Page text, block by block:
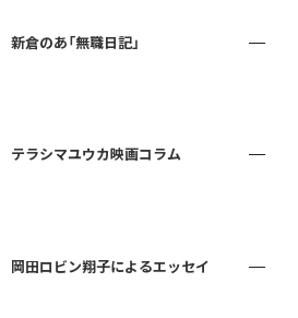
新倉のあ「無職日記」
テラシマユウカ映画コラム
岡田ロビン翔子によるエッセイ